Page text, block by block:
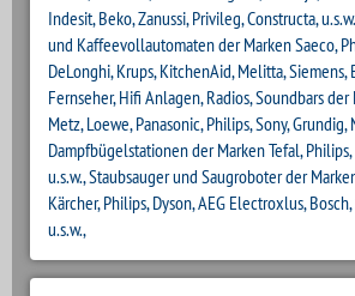
Indesit, Beko, Zanussi, Privileg, Constructa,
und Kaffeevollautomaten der Marken Saeco,
DeLonghi, Krups, KitchenAid, Melitta, Siemens,
Fernseher, Hifi Anlagen, Radios, Soundbars der
Metz, Loewe, Panasonic, Philips, Sony, Grundig,
Dampfbügelstationen der Marken Tefal,
u.s.w., Staubsauger und Saugroboter der
Kärcher, Philips, Dyson, AEG Electroxlus,
u.s.w.,